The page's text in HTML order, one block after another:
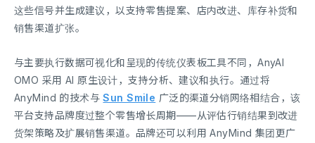
这些信号并生成建议，以支持零售提案、店内改进、库存补货和
销售渠道扩张。
与主要执行数据可视化和呈现的传统仪表板工具不同，AnyAI
OMO 采用 AI 原生设计，支持分析、建议和执行。通过将
AnyMind 的技术与Sun Smile 广泛的渠道分销网络相结合，该
平台支持品牌度过整个零售增长周期——从评估行销结果到改进
货架策略及扩展销售渠道。品牌还可以利用 AnyMind 集团更广